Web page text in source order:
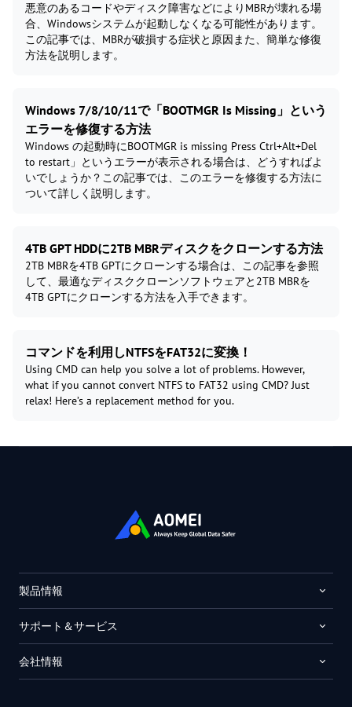
悪意のあるコードやディスク障害などによりMBRが壊れる場
合、Windowsシステムが起動しなくなる可能性があります。
この記事では、MBRが破損する症状と原因また、簡単な修復
方法を説明します。
Windows 7/8/10/11で「BOOTMGR Is Missing」という
エラーを修復する方法
Windows の起動時にBOOTMGR is missing Press Ctrl+Alt+Del
to restart」というエラーが表示される場合は、どうすればよ
いでしょうか？この記事では、このエラーを修復する方法に
ついて詳しく説明します。
4TB GPT HDDに2TB MBRディスクをクローンする方法
2TB MBRを4TB GPTにクローンする場合は、この記事を参照
して、最適なディスククローンソフトウェアと2TB MBRを
4TB GPTにクローンする方法を入手できます。
コマンドを利用しNTFSをFAT32に変換！
Using CMD can help you solve a lot of problems. However,
what if you cannot convert NTFS to FAT32 using CMD? Just
relax! Here’s a replacement method for you.
製品情報
サポート＆サービス
会社情報